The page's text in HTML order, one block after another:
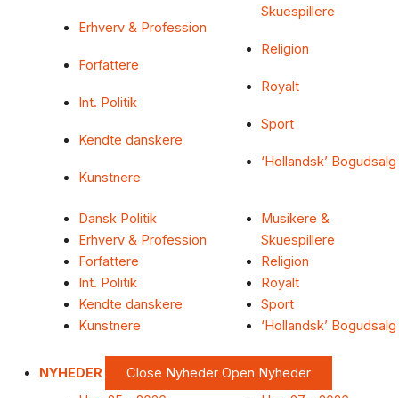
Erhverv & Profession
Forfattere
Int. Politik
Kendte danskere
Kunstnere
Skuespillere
Religion
Royalt
Sport
‘Hollandsk’ Bogudsalg
Dansk Politik
Erhverv & Profession
Forfattere
Int. Politik
Kendte danskere
Kunstnere
Musikere &
Skuespillere
Religion
Royalt
Sport
‘Hollandsk’ Bogudsalg
NYHEDER Close Nyheder Open Nyheder